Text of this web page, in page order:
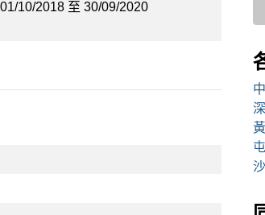
10/2018 至 30/09/2020